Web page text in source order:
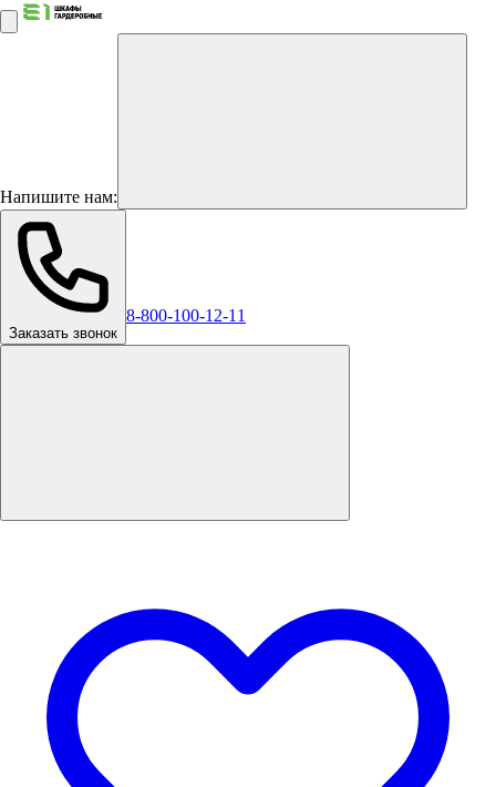
Напишите нам:
Заказать звонок
8-800-100-12-11